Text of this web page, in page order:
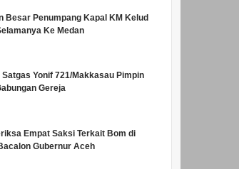
Besar Penumpang Kapal KM Kelud
Ke Medan
Yonif 721/Makkasau Pimpin
Gereja
Empat Saksi Terkait Bom di
Gubernur Aceh